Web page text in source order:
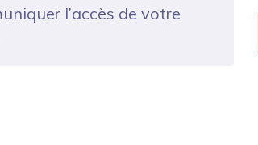
l’accès de votre